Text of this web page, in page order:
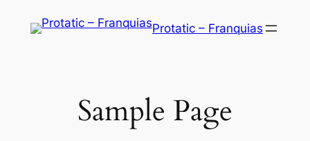
Protatic – Franquias
Sample Page